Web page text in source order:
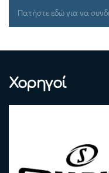
Πατήστε εδώ για να
Χορηγοί